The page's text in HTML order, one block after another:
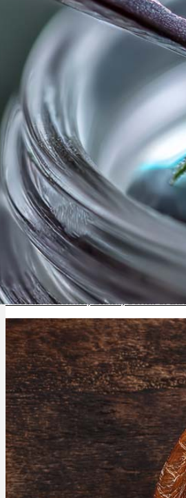
Mecann: Hersteller, Blüten, Sorten & Liste